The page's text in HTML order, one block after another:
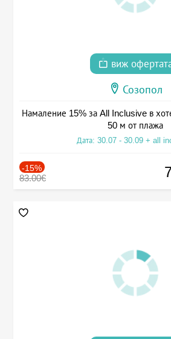
виж
Созопол
Намаление 15% за All Inclusive в
50 м от плажа
Дата: 30.07 - 30.09 + all
-15%
83.00€